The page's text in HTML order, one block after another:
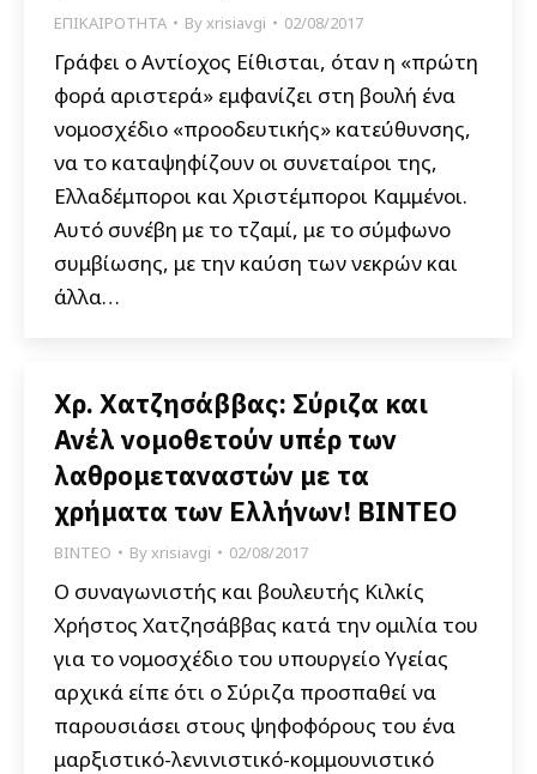
ΕΠΙΚΑΙΡΟΤΗΤΑ Byxrisiavgi 02/08/2017
Γράφει ο Αντίοχος Είθισται, όταν η «πρώτη
φορά αριστερά» εμφανίζει στη βουλή ένα
νομοσχέδιο «προοδευτικής» κατεύθυνσης,
να το καταψηφίζουν οι συνεταίροι της,
Ελλαδέμποροι και Χριστέμποροι Καμμένοι.
Αυτό συνέβη με το τζαμί, με το σύμφωνο
συμβίωσης, με την καύση των νεκρών και
άλλα…
Χρ. Χατζησάββας: Σύριζα και
Ανέλ νομοθετούν υπέρ των
λαθρομεταναστών με τα
χρήματα των Ελλήνων! ΒΙΝΤΕΟ
ΒΙΝΤΕΟ Byxrisiavgi 02/08/2017
O συναγωνιστής και βουλευτής Κιλκίς
Χρήστος Χατζησάββας κατά την ομιλία του
για το νομοσχέδιο του υπουργείο Υγείας
αρχικά είπε ότι ο Σύριζα προσπαθεί να
παρουσιάσει στους ψηφοφόρους του ένα
μαρξιστικό-λενινιστικό-κομμουνιστικό